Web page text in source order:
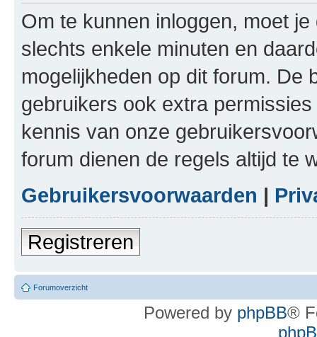
Om te kunnen inloggen, moet
slechts enkele minuten en
mogelijkheden op dit forum. De
gebruikers ook extra
kennis van onze
forum dienen de regels altijd te
Gebruikersvoorwaarden |
Registreren
Forumoverzicht
Powered by phpBB®